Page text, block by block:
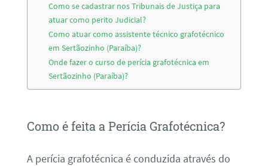
Como se cadastrar nos Tribunais de Justiça para
atuar como perito Judicial?
Como atuar como assistente técnico grafotécnico
em Sertãozinho (Paraíba)?
Onde fazer o curso de perícia grafotécnica em
Sertãozinho (Paraíba)?
Como é feita a Perícia Grafotécnica?
A perícia grafotécnica é conduzida através do